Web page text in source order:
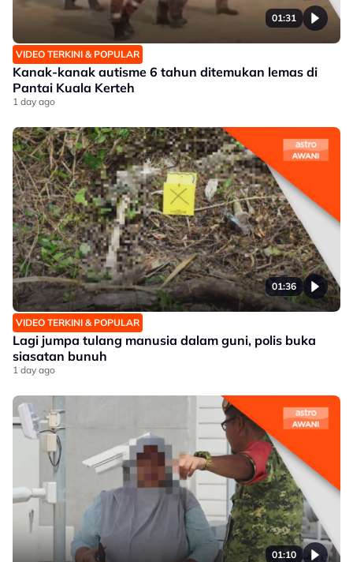
01:31
VIDEO TERKINI & POPULAR
Kanak-kanak autisme 6 tahun ditemukan lemas di
Pantai Kuala Kerteh
1 day ago
01:36
VIDEO TERKINI & POPULAR
Lagi jumpa tulang manusia dalam guni, polis buka
siasatan bunuh
1 day ago
01:10